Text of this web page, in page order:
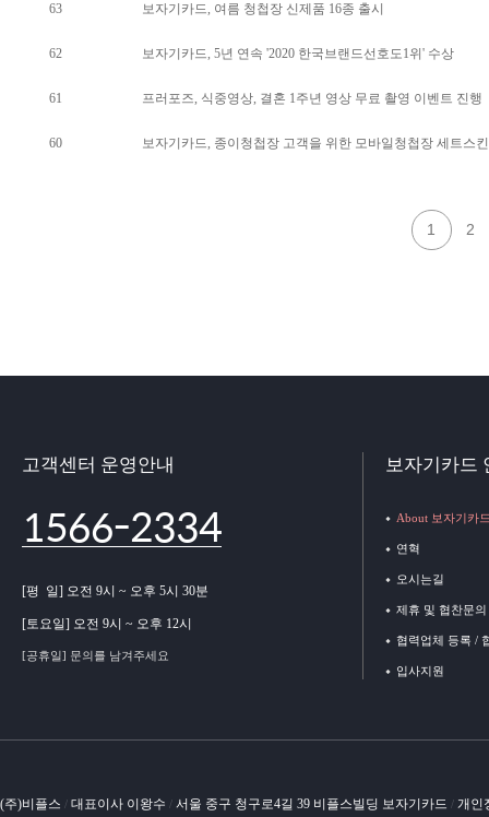
63 보자기카드, 여름 청첩장 신제품 16종 출시
62 보자기카드, 5년 연속 '2020 한국브랜드선호도1위' 수상
61 프러포즈, 식중영상, 결혼 1주년 영상 무료 촬영 이벤트 진행
60 보자기카드, 종이청첩장 고객을 위한 모바일청첩장 세트스
1 2
고객센터 운영안내
1566-2334
[평 일] 오전 9시 ~ 오후 5시 30분
[토요일] 오전 9시 ~ 오후 12시
[공휴일] 문의를 남겨주세요
보자기카드
About 보자기카
연혁
오시는길
제휴 및 협찬문의
협력업체 등록 /
입사지원
(주)비플스 / 대표이사 이왕수 / 서울 중구 청구로4길 39 비플스빌딩 보자기카드 / 개인